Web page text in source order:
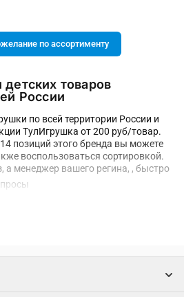
по ассортименту
товаров
России
по всей территории России и
ТулИгрушка от 200 руб/товар.
позиций этого бренда вы можете
воспользоваться сортировкой.
а менеджер вашего регина, , быстро